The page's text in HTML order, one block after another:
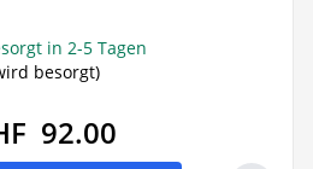
in 2-5 Tagen
besorgt)
92.00